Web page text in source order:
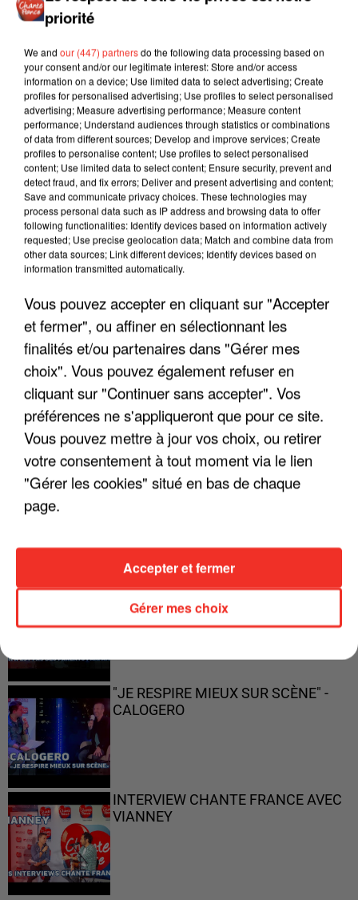
LES INTERVIEWS CHANTE
FRANCE
Voir plus
"JE SUIS À DISPOSITION DES
ENFOIRÉS"
"ON A TOUS LE TRAC"
"ON N'EST PAS DES PARENTS
PARFAITS"
"JE RESPIRE MIEUX SUR SCÈNE" -
CALOGERO
INTERVIEW CHANTE FRANCE AVEC
VIANNEY
priorité
We and our (447) partnersdo the following data processing based on
your consent and/or our legitimate interest: Store and/or access
information on a device; Use limited data to select advertising; Create
profiles for personalised advertising; Use profiles to select personalised
advertising; Measure advertising performance; Measure content
performance; Understand audiences through statistics or combinations
of data from different sources; Develop and improve services; Create
profiles to personalise content; Use profiles to select personalised
content; Use limited data to select content; Ensure security, prevent and
detect fraud, and fix errors; Deliver and present advertising and content;
Save and communicate privacy choices. These technologies may
process personal data such as IP address and browsing data to offer
following functionalities: Identify devices based on information actively
requested; Use precise geolocation data; Match and combine data from
other data sources; Link different devices; Identify devices based on
information transmitted automatically.
Vous pouvez accepter en cliquant sur "Accepter
et fermer", ou affiner en sélectionnant les
finalités et/ou partenaires dans "Gérer mes
choix". Vous pouvez également refuser en
cliquant sur "Continuer sans accepter". Vos
préférences ne s'appliqueront que pour ce site.
Vous pouvez mettre à jour vos choix, ou retirer
votre consentement à tout moment via le lien
"Gérer les cookies" situé en bas de chaque
page.
Gérer mes choix
Accepter et fermer